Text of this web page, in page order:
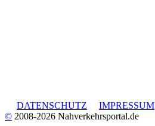
DATENSCHUTZ
IMPRESSUM
© 2008-2026 Nahverkehrsportal.de